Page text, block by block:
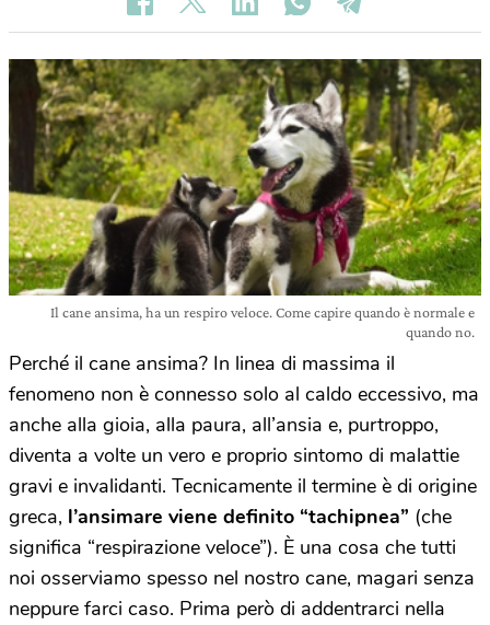
Il cane ansima, ha un respiro veloce. Come capire quando è normale e
quando no.
Perché il cane ansima? In linea di massima il
fenomeno non è connesso solo al caldo eccessivo, ma
anche alla gioia, alla paura, all’ansia e, purtroppo,
diventa a volte un vero e proprio sintomo di malattie
gravi e invalidanti. Tecnicamente il termine è di origine
greca, l’ansimare viene definito “tachipnea” (che
significa “respirazione veloce”). È una cosa che tutti
noi osserviamo spesso nel nostro cane, magari senza
neppure farci caso. Prima però di addentrarci nella